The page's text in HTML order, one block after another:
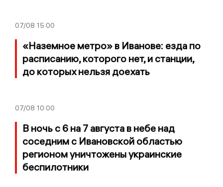
07/08 15:00
«Наземное метро» в Иванове: езда по
расписанию, которого нет, и станции,
до которых нельзя доехать
07/08 10:00
В ночь с 6 на 7 августа в небе над
соседним с Ивановской областью
регионом уничтожены украинские
беспилотники